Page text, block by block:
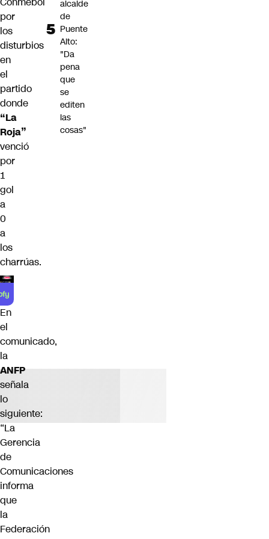
por
los
disturbios
en
el
partido
donde
“La
Roja”
venció
por
1
gol
a
0
a
los
charrúas.
En
el
comunicado,
la
ANFP
señala
lo
siguiente:
“La
Gerencia
de
Comunicaciones
informa
que
la
Federación
alcalde
de
Puente
Alto:
"Da
pena
que
se
editen
las
cosas"